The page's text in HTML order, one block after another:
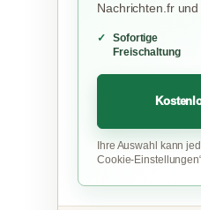
Nachrichten.fr
Sofortige
Freischaltung
Ihre Auswahl kann
Cookie-